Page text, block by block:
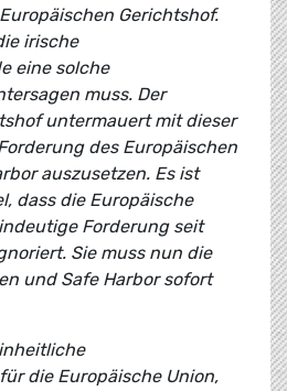
Gerichtshof.
irische
eine solche
muss. Der
untermauert mit dieser
des Europäischen
auszusetzen. Es ist
dass die Europäische
Forderung seit
Sie muss nun die
und Safe Harbor sofort
die Europäische Union,